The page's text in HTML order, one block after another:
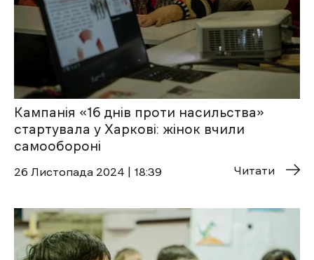
Кампанія «16 днів проти насильства»
стартувала у Харкові: жінок вчили
самообороні
26 Листопада 2024 | 18:39 Читати